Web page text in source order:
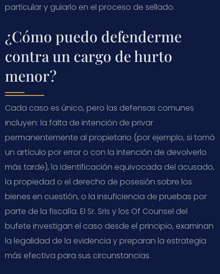
particular y guiarlo en el proceso de sellado.
¿Cómo puedo defenderme
contra un cargo de hurto
menor?
Cada caso es único, pero las defensas comunes
incluyen: la falta de intención de privar
permanentemente al propietario (por ejemplo, si tomó
un artículo por error o con la intención de devolverlo
más tarde), la identificación equivocada del acusado,
la propiedad o el derecho de posesión sobre los
bienes en cuestión, o la insuficiencia de pruebas por
parte de la fiscalía. El Sr. Sris y los Of Counsel del
bufete investigan el caso desde el principio, examinan
la legalidad de la evidencia y preparan la estrategia
más efectiva para sus circunstancias.